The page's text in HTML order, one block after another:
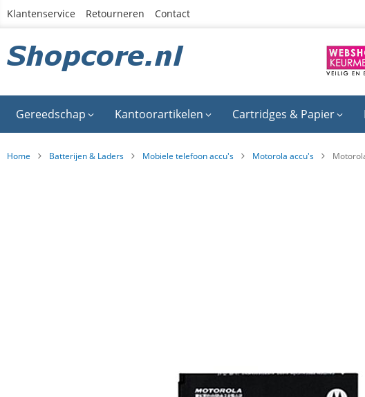
Ga
inhoud
Klantenservice Retourneren Contact
Gereedschap Kantoorartikelen Cartridges & Papier
Home Batterijen & Laders Mobiele telefoon accu's Motorola accu's